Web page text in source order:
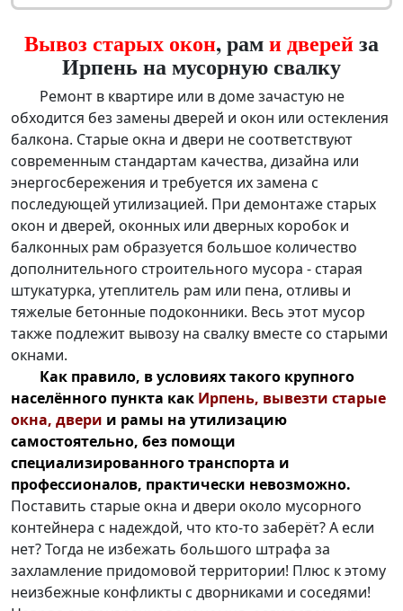
Вывоз старых окон, рами дверейза
Ирпень на мусорную свалку
Ремонт в квартире или в доме зачастую не
обходится без замены дверей и окон или остекления
балкона. Старые окна и двери не соответствуют
современным стандартам качества, дизайна или
энергосбережения и требуется их замена с
последующей утилизацией. При демонтаже старых
окон и дверей, оконных или дверных коробок и
балконных рам образуется большое количество
дополнительного строительного мусора - старая
штукатурка, утеплитель рам или пена, отливы и
тяжелые бетонные подоконники. Весь этот мусор
также подлежит вывозу на свалку вместе со старыми
окнами.
Как правило, в условиях такого крупного
населённого пункта как Ирпень, вывезти старые
окна, двери и рамы на утилизацию
самостоятельно, без помощи
специализированного транспорта и
профессионалов, практически невозможно.
Поставить старые окна и двери около мусорного
контейнера с надеждой, что кто-то заберёт? А если
нет? Тогда не избежать большого штрафа за
захламление придомовой территории! Плюс к этому
неизбежные конфликты с дворниками и соседями!